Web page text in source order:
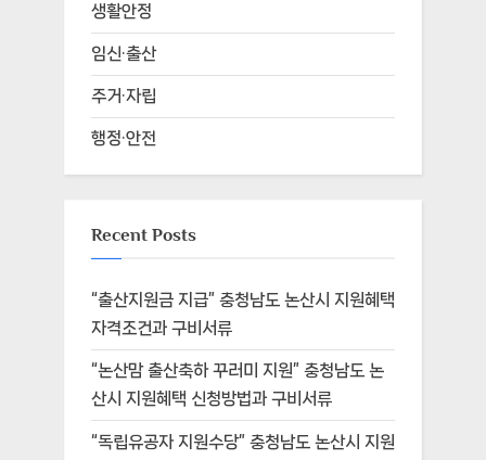
생활안정
임신·출산
주거·자립
행정·안전
Recent Posts
“출산지원금 지급” 충청남도 논산시 지원혜택
자격조건과 구비서류
“논산맘 출산축하 꾸러미 지원” 충청남도 논
산시 지원혜택 신청방법과 구비서류
“독립유공자 지원수당” 충청남도 논산시 지원